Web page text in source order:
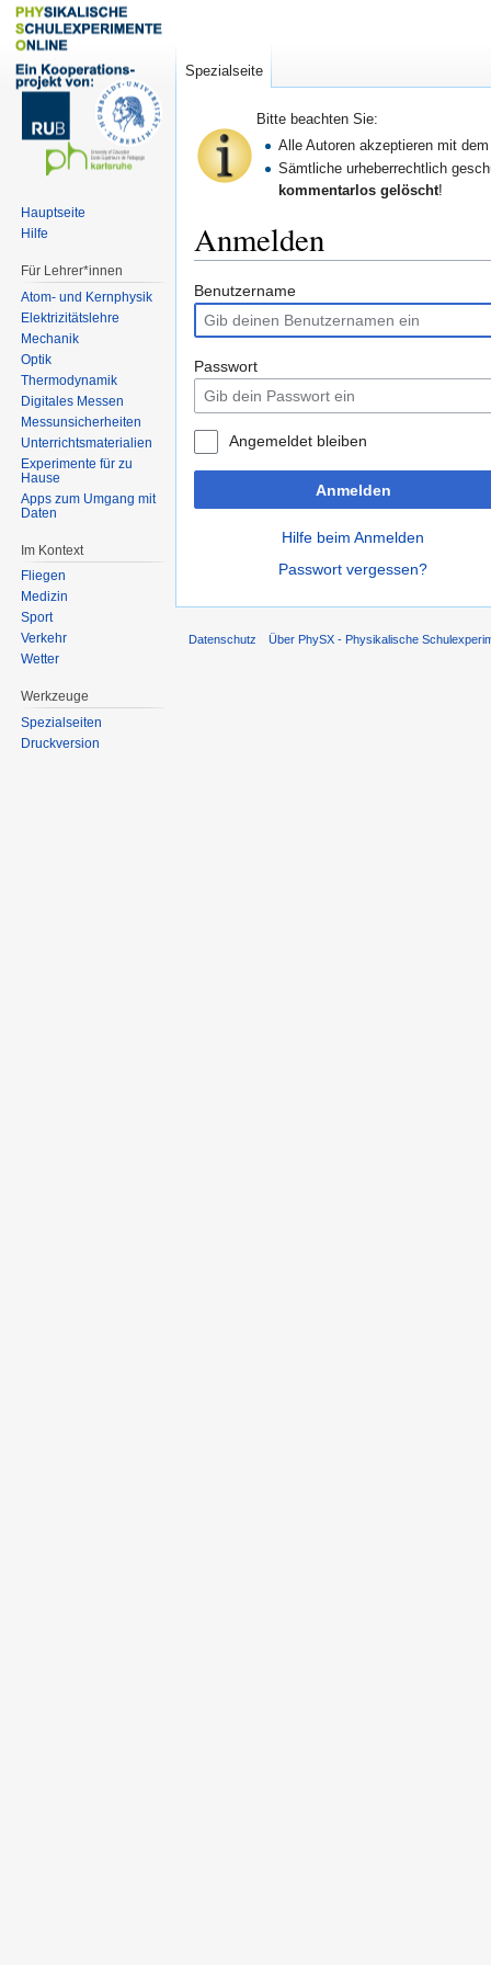
Bitte beachten Sie:
Alle Autoren akzeptieren mit
Sämtliche urheberrechtlich
kommentarlos gelöscht!
Anmelden
Zur
Navigation
springen
Zur
Suche
springen
Benutzername
Passwort
Angemeldet bleiben
Anmelden
Hilfe beim Anmelden
Passwort vergessen?
Spezialseite
Hauptseite
Hilfe
Für Lehrer*innen
Atom- und Kernphysik
Elektrizitätslehre
Mechanik
Optik
Thermodynamik
Digitales Messen
Messunsicherheiten
Unterrichtsmaterialien
Experimente für zu
Hause
Apps zum Umgang mit
Daten
Im Kontext
Fliegen
Medizin
Sport
Verkehr
Wetter
Werkzeuge
Spezialseiten
Druckversion
Datenschutz Über PhySX - Physikalische